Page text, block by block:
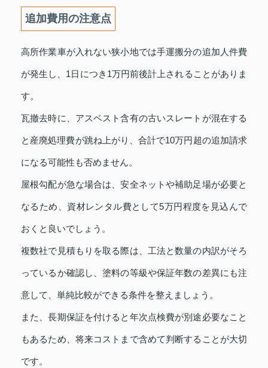
追加費用の注意点
高所作業車が入れない狭小地では手運搬分の追加人件費
が発生し、1日につき1万円前後計上されることがありま
す。
瓦撤去時に、アスベスト含有の古いスレートが混在する
と産廃処理費が跳ね上がり、合計で10万円超の追加請求
になる可能性も否めません。
屋根勾配が急な場合は、安全ネットや補助足場が必要と
なるため、資材レンタル費として5万円程度を見込んで
おくと良いでしょう。
複数社で見積もりを取る際は、工法と数量の内訳がそろ
っているか確認し、塗料の等級や保証年数の差異にも注
意して、単純比較ができる条件を整えましょう。
また、長期保証を付けると年次点検費が別途必要なこと
もあるため、将来コストまで含めて判断することが大切
です。